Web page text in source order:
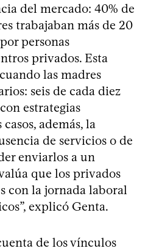
del mercado: 40% de
trabajaban más de 20
personas
privados. Esta
las madres
seis de cada diez
estrategias
además, la
de servicios o de
enviarlos a un
que los privados
con la jornada laboral
explicó Genta.
de los vínculos